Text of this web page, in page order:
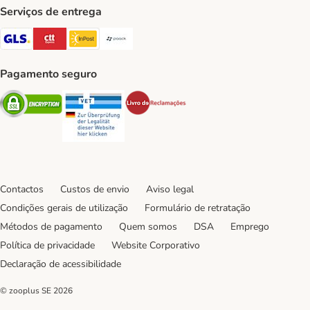
Serviços de entrega
GLS Shipping Method
CTTExpress Shipping Method
InPost Shipping Method
Pagamento seguro
Security Security
Contactos Custos de envio
Aviso legal
Condições gerais de utilização
Formulário de retratação
Métodos de pagamento
Quem somos DSA
Emprego
Política de privacidade
Website Corporativo
Declaração de acessibilidade
© zooplus SE 2026